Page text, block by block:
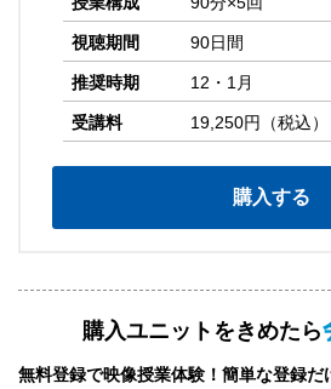
視聴期間 90日間
推奨時期 12・1月
受講料 19,250円（税込）
購入する
購入ユニットをきめたら
無料登録で映像授業体験！簡単な登録だ